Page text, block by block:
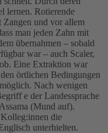
lernen. Rotierende
Zangen und vor allem
man jeden Zahn mit
übernahmen – sobald
war – auch Scaler,
Eine Extraktion war
örtlichen Bedingungen
Nach wenigen
e der Landessprache
(Mund auf).
Kolleg:innen die
unterhielten.